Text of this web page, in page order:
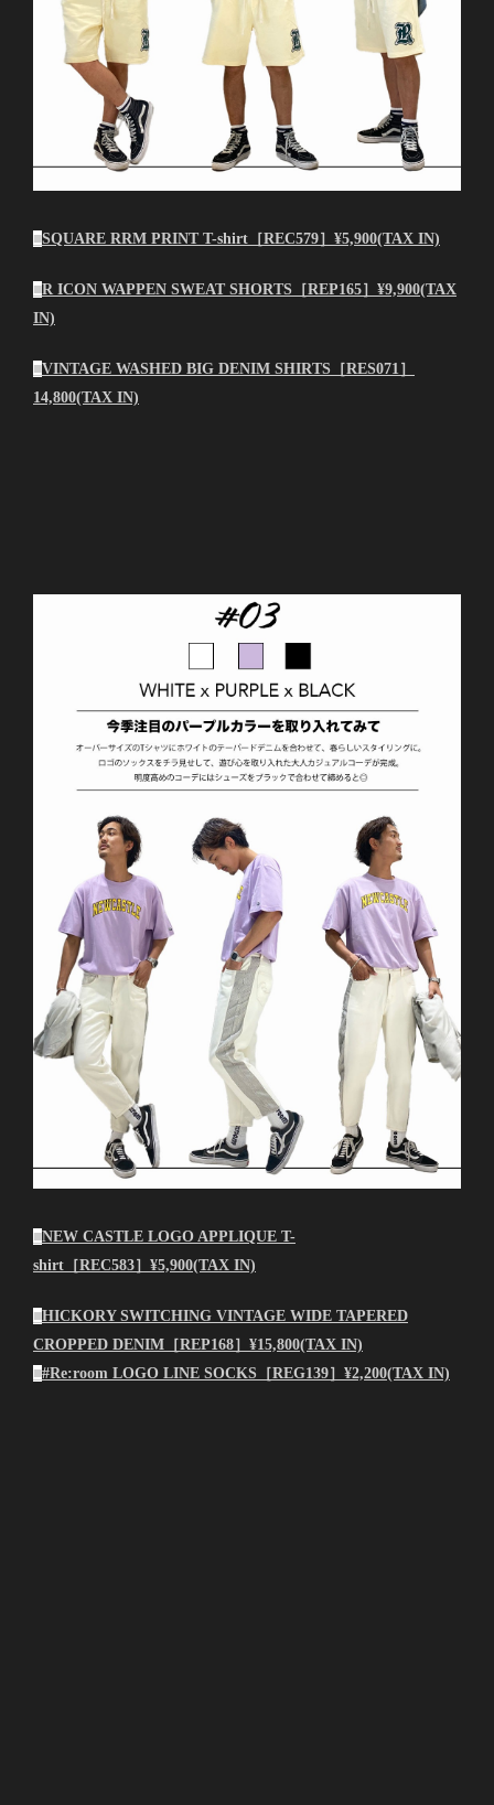
■SQUARE RRM PRINT T-shirt［REC579］¥5,900(TAX IN)
■R ICON WAPPEN SWEAT SHORTS［REP165］¥9,900(TAX
IN)
■VINTAGE WASHED BIG DENIM SHIRTS［RES071］
14,800(TAX IN)
■NEW CASTLE LOGO APPLIQUE T-
shirt［REC583］¥5,900(TAX IN)
■HICKORY SWITCHING VINTAGE WIDE TAPERED
CROPPED DENIM［REP168］¥15,800(TAX IN)
■#Re:room LOGO LINE SOCKS［REG139］¥2,200(TAX IN)